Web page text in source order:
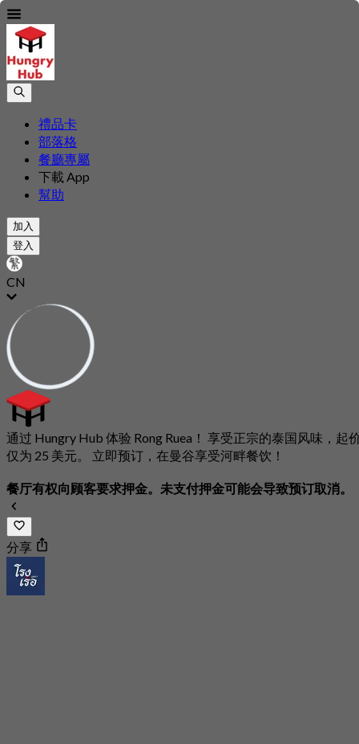
禮品卡
部落格
餐廳專屬
下載 App
幫助
加入
登入
CN
通过 Hungry Hub 体验 Rong Ruea！ 享受正宗的泰国风味，起
仅为 25 美元。 立即预订，在曼谷享受河畔餐饮！
餐厅有权向顾客要求押金。未支付押金可能会导致预订取消。
分享